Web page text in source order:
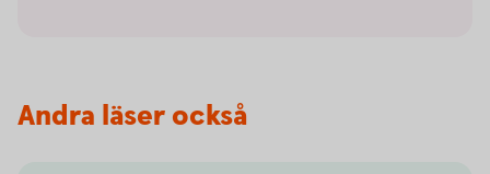
Andra läser också